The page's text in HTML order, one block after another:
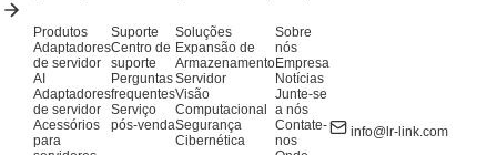
Produtos
Adaptadores
de servidor
AI
Adaptadores
de servidor
Acessórios
para
Suporte
Centro de
suporte
Perguntas
frequentes
Serviço
pós-venda
Soluções
Expansão de
Armazenamento
Servidor
Visão
Computacional
Segurança
Cibernética
Sobre
nós
Empresa
Notícias
Junte-se
a nós
Contate-
nos
info@lr-link.com